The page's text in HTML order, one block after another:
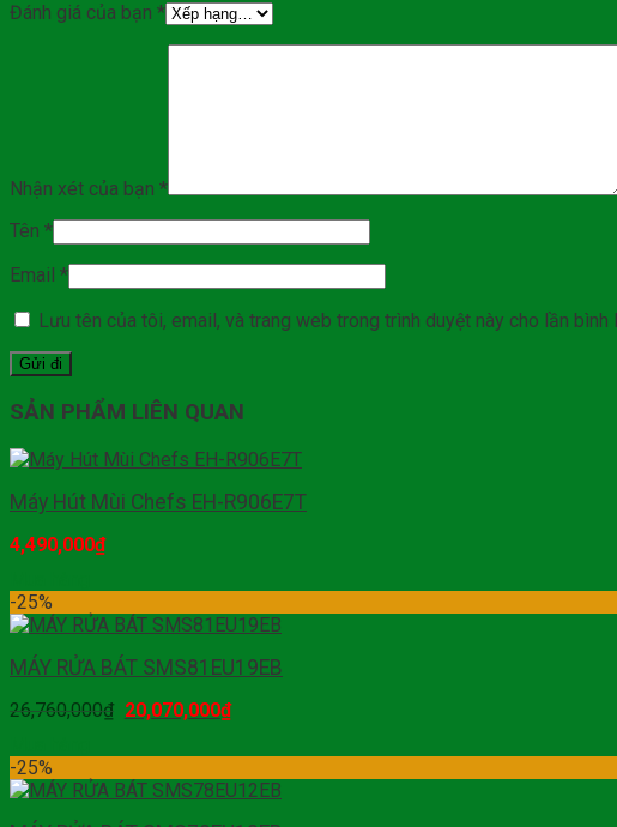
Đánh giá của bạn *
Nhận xét của bạn *
Tên *
Email *
Lưu tên của tôi, email, và trang web trong trình duyệt này cho lần bình
SẢN PHẨM LIÊN QUAN
Máy Hút Mùi Chefs EH-R906E7T
4,490,000₫
-25%
MÁY RỬA BÁT SMS81EU19EB
26,760,000₫ 20,070,000₫
-25%